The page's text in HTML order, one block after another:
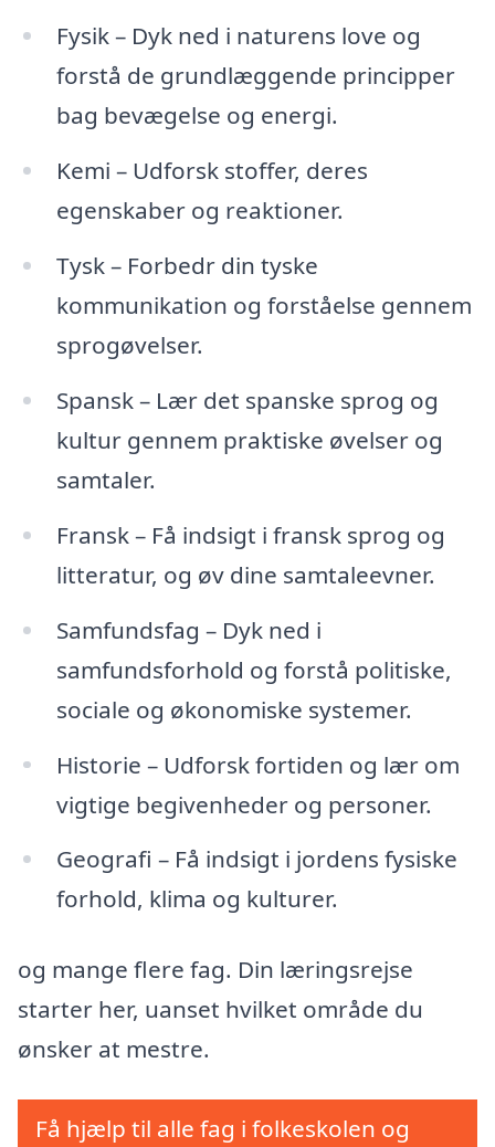
Fysik – Dyk ned i naturens love og
forstå de grundlæggende principper
bag bevægelse og energi.
Kemi – Udforsk stoffer, deres
egenskaber og reaktioner.
Tysk – Forbedr din tyske
kommunikation og forståelse gennem
sprogøvelser.
Spansk – Lær det spanske sprog og
kultur gennem praktiske øvelser og
samtaler.
Fransk – Få indsigt i fransk sprog og
litteratur, og øv dine samtaleevner.
Samfundsfag – Dyk ned i
samfundsforhold og forstå politiske,
sociale og økonomiske systemer.
Historie – Udforsk fortiden og lær om
vigtige begivenheder og personer.
Geografi – Få indsigt i jordens fysiske
forhold, klima og kulturer.
og mange flere fag. Din læringsrejse
starter her, uanset hvilket område du
ønsker at mestre.
Få hjælp til alle fag i folkeskolen og